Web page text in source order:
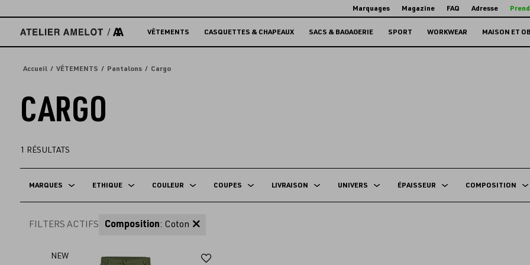
directement
contenu
Marquages Magazine FAQ Adresse
VÊTEMENTS CASQUETTES & CHAPEAUX SACS & BAGAGERIE SPORT WORKWEAR MAISON ET
Accueil VÊTEMENTS Pantalons Cargo
CARGO
1 RÉSULTATS
MARQUES ETHIQUE COULEUR COUPES LIVRAISON UNIVERS ÉPAISSEUR COMPOSITION
FILTERS ACTIFS Composition: Coton
NEW